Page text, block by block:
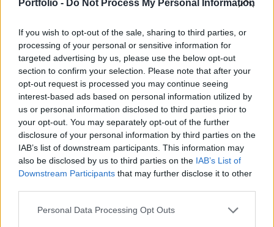
Portfolio - Do Not Process My Personal Information
If you wish to opt-out of the sale, sharing to third parties, or
processing of your personal or sensitive information for
targeted advertising by us, please use the below opt-out
section to confirm your selection. Please note that after your
opt-out request is processed you may continue seeing
interest-based ads based on personal information utilized by
us or personal information disclosed to third parties prior to
your opt-out. You may separately opt-out of the further
disclosure of your personal information by third parties on the
IAB’s list of downstream participants. This information may
also be disclosed by us to third parties on the IAB’s List of
Downstream Participants that may further disclose it to other
Personal Data Processing Opt Outs
Az Alcoa első negyedéves nettó profitja 9%-kal emelkedett
az egy évvel ezelőtti értékhez képest, amit az alumínium
árának emelkedése mellett a repülőgépgyártók és az
építőipar növekvő kereslete segített. Ezzel kezdenek
eloszlani a félelmek, miszerint a vállalatok első negyedéves
profitjának növekedési üteme le fog lassulni. Az olajcégek
részvényei az olajár emelkedése...
KEDVES OLVASÓNK!
A keresett cikk a portfolio.hu hírarchívumához
tartozik, melynek olvasása előfizetéses